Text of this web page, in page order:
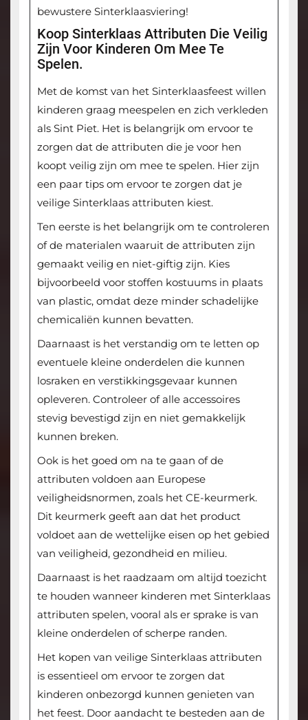
bewustere Sinterklaasviering!
Koop Sinterklaas Attributen Die Veilig
Zijn Voor Kinderen Om Mee Te
Spelen.
Met de komst van het Sinterklaasfeest willen
kinderen graag meespelen en zich verkleden
als Sint Piet. Het is belangrijk om ervoor te
zorgen dat de attributen die je voor hen
koopt veilig zijn om mee te spelen. Hier zijn
een paar tips om ervoor te zorgen dat je
veilige Sinterklaas attributen kiest.
Ten eerste is het belangrijk om te controleren
of de materialen waaruit de attributen zijn
gemaakt veilig en niet-giftig zijn. Kies
bijvoorbeeld voor stoffen kostuums in plaats
van plastic, omdat deze minder schadelijke
chemicaliën kunnen bevatten.
Daarnaast is het verstandig om te letten op
eventuele kleine onderdelen die kunnen
losraken en verstikkingsgevaar kunnen
opleveren. Controleer of alle accessoires
stevig bevestigd zijn en niet gemakkelijk
kunnen breken.
Ook is het goed om na te gaan of de
attributen voldoen aan Europese
veiligheidsnormen, zoals het CE-keurmerk.
Dit keurmerk geeft aan dat het product
voldoet aan de wettelijke eisen op het gebied
van veiligheid, gezondheid en milieu.
Daarnaast is het raadzaam om altijd toezicht
te houden wanneer kinderen met Sinterklaas
attributen spelen, vooral als er sprake is van
kleine onderdelen of scherpe randen.
Het kopen van veilige Sinterklaas attributen
is essentieel om ervoor te zorgen dat
kinderen onbezorgd kunnen genieten van
het feest. Door aandacht te besteden aan de